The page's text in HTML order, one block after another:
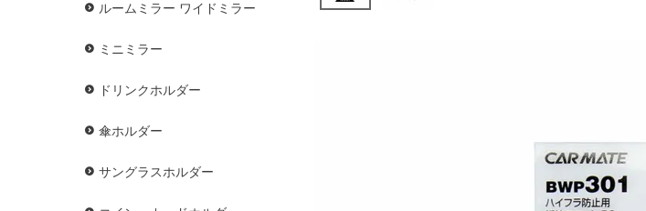
ルームミラー ワイドミラー
ミニミラー
ドリンクホルダー
傘ホルダー
サングラスホルダー